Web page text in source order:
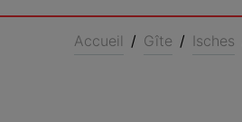
Accueil / Gîte / Isches